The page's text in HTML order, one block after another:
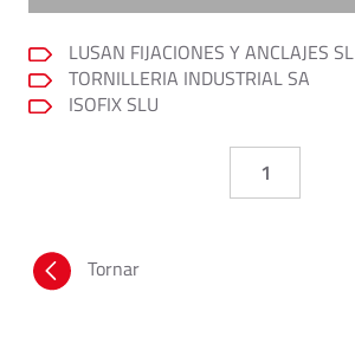
LUSAN FIJACIONES Y ANCLAJES SL
TORNILLERIA INDUSTRIAL SA
ISOFIX SLU
1
Tornar